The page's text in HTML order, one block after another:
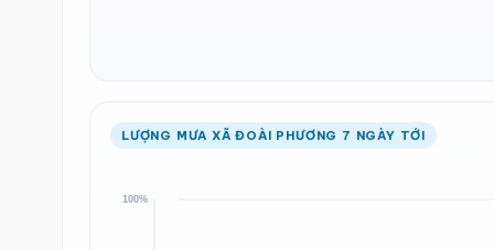
LƯỢNG MƯA XÃ ĐOÀI PHƯƠNG 7 NGÀY TỚI